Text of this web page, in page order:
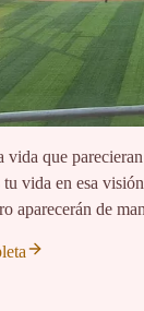
vida que
vida en esa
aparecerán de